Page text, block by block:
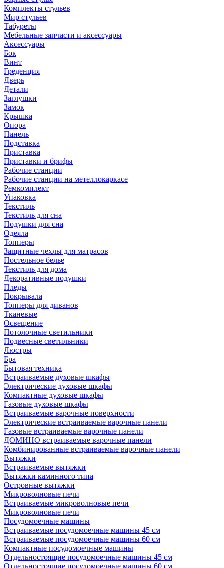
Комплекты стульев
Мир стульев
Табуреты
Мебельные запчасти и аксессуары
Аксессуары
Бок
Винт
Греденция
Дверь
Детали
Заглушки
Замок
Крышка
Опора
Панель
Подставка
Приставка
Приставки и брифы
Рабочие станции
Рабочие станции на метеллокаркасе
Ремкомплект
Упаковка
Текстиль
Текстиль для сна
Подушки для сна
Одеяла
Топперы
Защитные чехлы для матрасов
Постельное белье
Текстиль для дома
Декоративные подушки
Пледы
Покрывала
Топперы для диванов
Тканевые
Освещение
Потолочные светильники
Подвесные светильники
Люстры
Бра
Бытовая техника
Встраиваемые духовые шкафы
Электрические духовые шкафы
Компактные духовые шкафы
Газовые духовые шкафы
Встраиваемые варочные поверхности
Электрические встраиваемые варочные панели
Газовые встраиваемые варочные панели
ДОМИНО встраиваемые варочные панели
Комбинированные встраиваемые варочные панели
Вытяжки
Встраиваемые вытяжки
Вытяжки каминного типа
Островные вытяжки
Микроволновые печи
Встраиваемые микроволновые печи
Микроволновые печи
Посудомоечные машины
Встраиваемые посудомоечные машины 45 см
Встраиваемые посудомоечные машины 60 см
Компактные посудомоечные машины
Отдельностоящие посудомоечные машины 45 см
Отдельностоящие посудомоечные машины 60 см